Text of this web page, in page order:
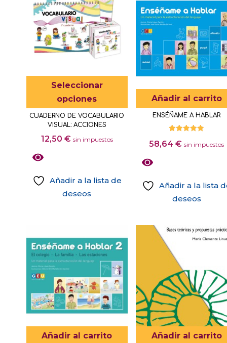
Seleccionar
opciones
producto
tiene
opciones
pueden
página
CUADERNO DE VOCABULARIO
VISUAL: ACCIONES
12,50 € sin impuestos
Añadir a la lista de
deseos
múltiples
variantes.
opciones
se
pueden
elegir
en
Añadir al carrito
ENSÉÑAME A HABLAR
con
58,64€ sin impuestos
Añadir a la lista
deseos
Añadir al carrito Añadir al carrito